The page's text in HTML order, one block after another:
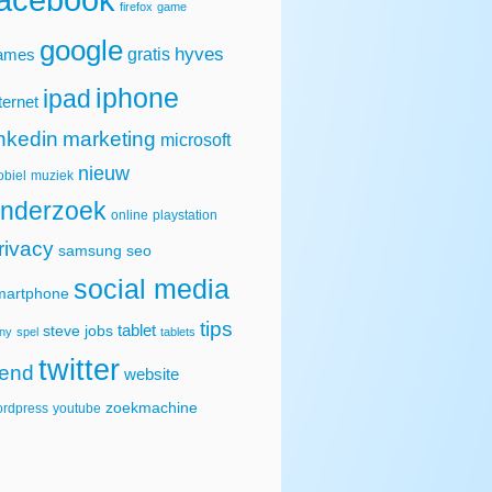
firefox game
google gratis hyves
ipad iphone
marketing microsoft
muziek nieuw
online playstation
samsung seo
social media
spel steve jobs tablet tablets tips
twitter website
youtube zoekmachine